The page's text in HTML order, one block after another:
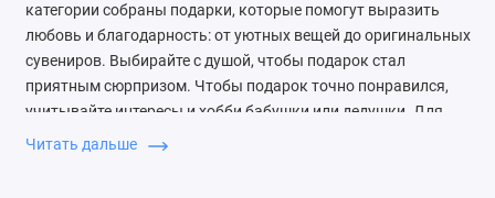
категории собраны подарки, которые помогут выразить
любовь и благодарность: от уютных вещей до оригинальных
сувениров. Выбирайте с душой, чтобы подарок стал
приятным сюрпризом. Чтобы подарок точно понравился,
учитывайте интересы и хобби бабушки или дедушки. Для
активных подойдут наборы для творчества или садовые
Читать дальше